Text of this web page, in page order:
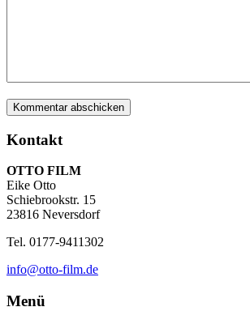
Kontakt
OTTO FILM
Eike Otto
Schiebrookstr. 15
23816 Neversdorf
Tel. 0177-9411302
info@otto-film.de
Menü